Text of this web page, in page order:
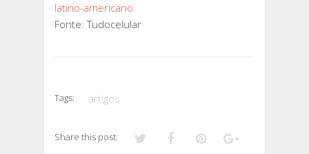
latino-americano
Fonte: Tudocelular
Tags: artigos
Share this post: